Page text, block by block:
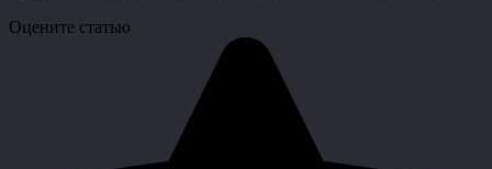
Оцените статью